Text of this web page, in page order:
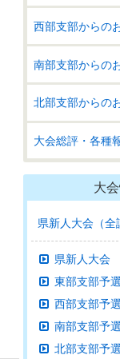
西部支部からの
南部支部からの
北部支部からの
大会総評・各種
大
県新人大会（全
県新人大会
東部支部予
西部支部予
南部支部予
北部支部予